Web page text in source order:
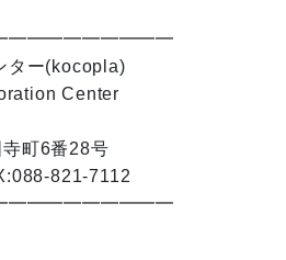
ター(kocopla)
Center
町6番28号
821-7112